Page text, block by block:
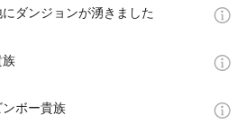
ダンジョンが湧きました
ボー貴族